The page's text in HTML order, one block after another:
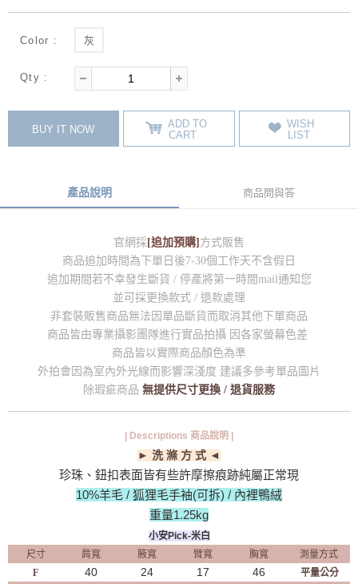
Color : 灰
Qty :
BUY IT NOW
ADD TO
CART
WISH
LIST
產品說明 商品問與答
官網採 [追加預購] 方式販售
商品追加時間為下單日後7-30個工作天不含假日
追加期間若不幸發生斷貨 / 停產將第一時間mail通知您
並可採更換款式 / 退款處理
非套裝販售商品無法因單品斷貨而取消其他下單商品
商品皆由專業攝影團隊進行實品拍攝 因各家螢幕色差
商品皆以實際商品顏色為準
外拍會因為室內外光線而影響深淺度 建議多參考單品圖片
除瑕疵商品 無提供尺寸更換 / 退貨服務
| Descriptions 商品說明 |
► 洗 滌 方 式 ◄
珍珠、鈕扣表面皆有些許摩擦痕跡純屬正常現
10%羊毛 / 狐狸毛手袖(可拆) / 內裡鴨絨
重量1.25kg
小安Pick-米白
尺寸
肩寬 腋寬 臂寬 胸寬
測量方式
F
40 24 17 46
平量公分